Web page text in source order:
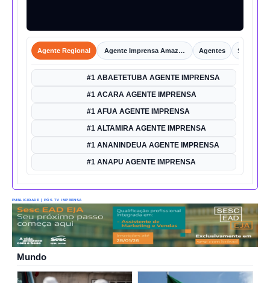
Agente Regional Agente Imprensa Amazônica Agentes Shorts
#1 ABAETETUBA AGENTE IMPRENSA
#1 ACARA AGENTE IMPRENSA
#1 AFUA AGENTE IMPRENSA
#1 ALTAMIRA AGENTE IMPRENSA
#1 ANANINDEUA AGENTE IMPRENSA
#1 ANAPU AGENTE IMPRENSA
PUBLICIDADE | PÓS TV IMPRENSA
Mundo